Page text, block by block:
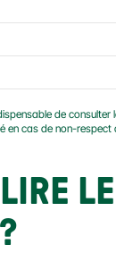
de
en cas de non-